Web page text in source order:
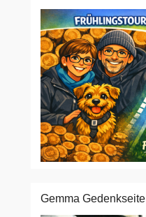
Gemma Gedenkseite